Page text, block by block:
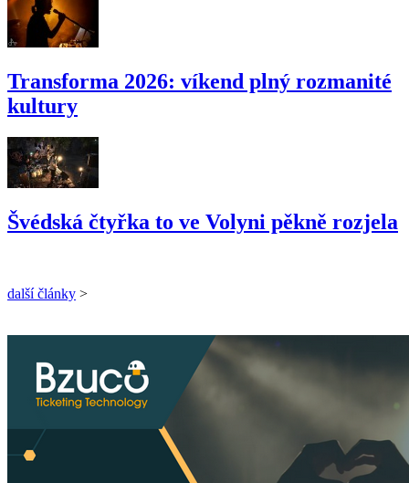
Transforma 2026: víkend plný rozmanité
kultury
Švédská čtyřka to ve Volyni pěkně rozjela
další články >